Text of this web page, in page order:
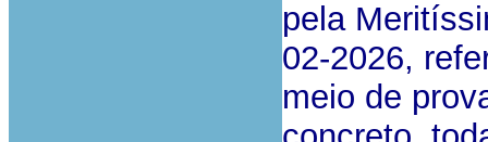
pela
02-2026,
meio de